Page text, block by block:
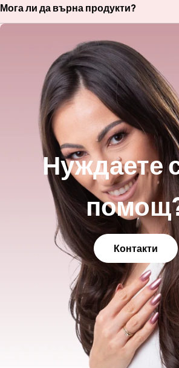
Нуждаете
Контакти
Мога ли да върна продукти?